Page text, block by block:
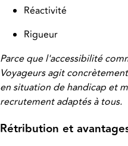
Réactivité
Rigueur
Parce que l'accessibilité
Voyageurs agit
en situation de handicap et
recrutement adaptés à tous.
Rétribution et